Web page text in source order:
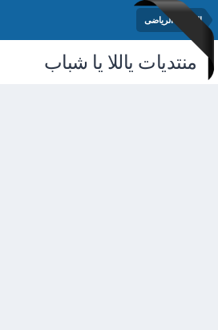
المنتدى الرياضى
منتديات ياللا يا شباب